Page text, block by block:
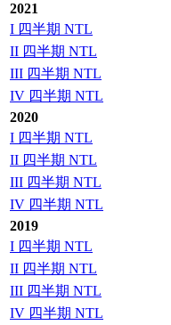
2021
I 四半期 NTL
II 四半期 NTL
III 四半期 NTL
IV 四半期 NTL
2020
I 四半期 NTL
II 四半期 NTL
III 四半期 NTL
IV 四半期 NTL
2019
I 四半期 NTL
II 四半期 NTL
III 四半期 NTL
IV 四半期 NTL